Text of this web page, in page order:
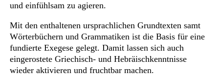
und einfühlsam zu agieren.
Mit den enthaltenen ursprachlichen Grundtexten samt
Wörterbüchern und Grammatiken ist die Basis für eine
fundierte Exegese gelegt. Damit lassen sich auch
eingerostete Griechisch- und Hebräischkenntnisse
wieder aktivieren und fruchtbar machen.